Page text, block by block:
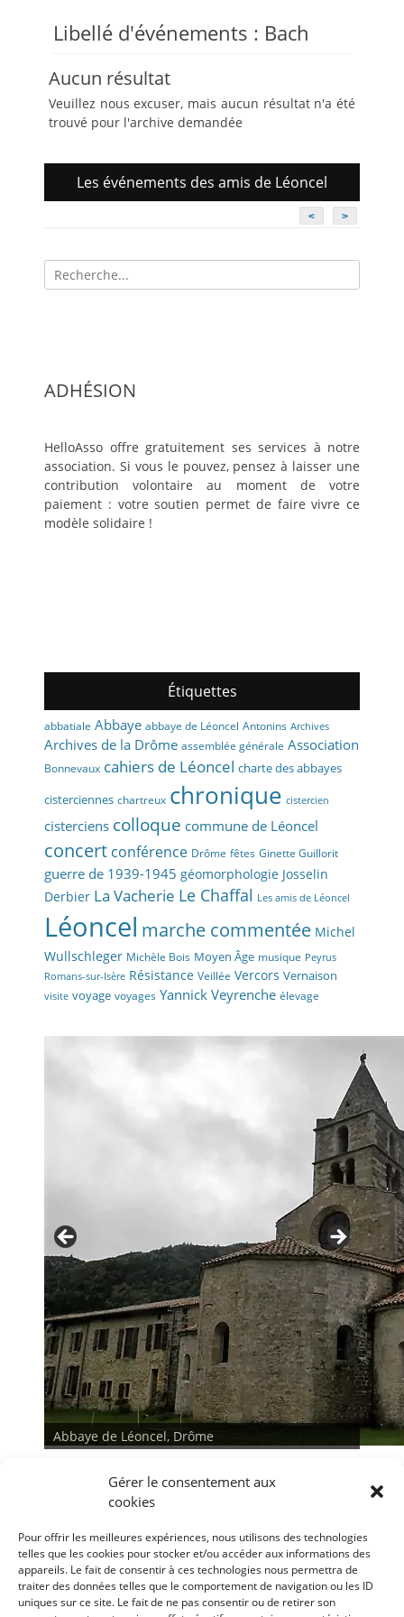
Gérer le consentement aux
cookies
Pour offrir les meilleures expériences, nous utilisons des technologies
telles que les cookies pour stocker et/ou accéder aux informations des
appareils. Le fait de consentir à ces technologies nous permettra de
traiter des données telles que le comportement de navigation ou les ID
uniques sur ce site. Le fait de ne pas consentir ou de retirer son
Libellé d'événements : Bach
Aucun résultat
Veuillez nous excuser, mais aucun résultat n'a été
trouvé pour l'archive demandée
Les événements des amis de Léoncel
< >
Recherche
pour:
ADHÉSION
HelloAsso offre gratuitement ses services à notre
association. Si vous le pouvez, pensez à laisser une
contribution volontaire au moment de votre
paiement : votre soutien permet de faire vivre ce
modèle solidaire !
Étiquettes
abbatiale Abbaye abbaye de Léoncel Antonins Archives
Archives de la Drôme assemblée générale Association
Bonnevaux cahiers de Léoncel charte des abbayes
cisterciennes chartreux chronique cistercien
cisterciens colloque commune de Léoncel
concert conférence Drôme fêtes Ginette Guillorit
guerre de 1939-1945 géomorphologie Josselin
Derbier La Vacherie Le Chaffal Les amis de Léoncel
Léoncel marche commentée Michel
Wullschleger Michèle Bois Moyen Âge musique Peyrus
Romans-sur-Isère Résistance Veillée Vercors Vernaison
visite voyage voyages Yannick Veyrenche élevage
Abbaye de Léoncel, Drôme
< >